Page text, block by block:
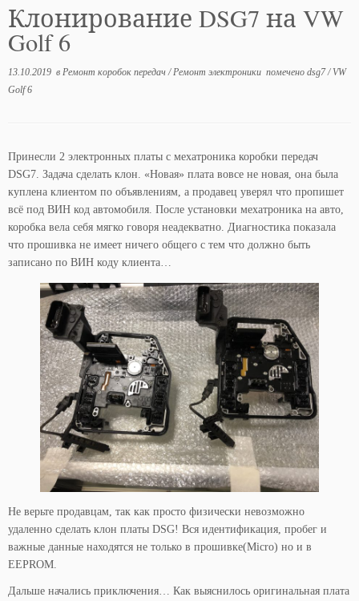
Клонирование DSG7 на VW
Golf 6
13.10.2019 в Ремонт коробок передач / Ремонт электроники помечено dsg7/ VW
Golf 6
Принесли 2 электронных платы с мехатроника коробки передач
DSG7. Задача сделать клон. «Новая» плата вовсе не новая, она была
куплена клиентом по объявлениям, а продавец уверял что пропишет
всё под ВИН код автомобиля. После установки мехатроника на авто,
коробка вела себя мягко говоря неадекватно. Диагностика показала
что прошивка не имеет ничего общего с тем что должно быть
записано по ВИН коду клиента…
Не верьте продавцам, так как просто физически невозможно
удаленно сделать клон платы DSG! Вся идентификация, пробег и
важные данные находятся не только в прошивке(Micro) но и в
EEPROM.
Дальше начались приключения… Как выяснилось оригинальная плата